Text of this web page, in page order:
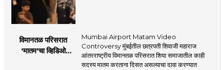
विमानतळ परिसरात
'मातम'चा व्हिडिओ
Mumbai Airport Matam Video
Controversy मुंबईतील छत्रपती शिवाजी महाराज
आंतरराष्ट्रीय विमानतळ परिसरात शिया समाजातील काही
सदस्य मातम करताना दिसत असल्याचा दावा करण्यात